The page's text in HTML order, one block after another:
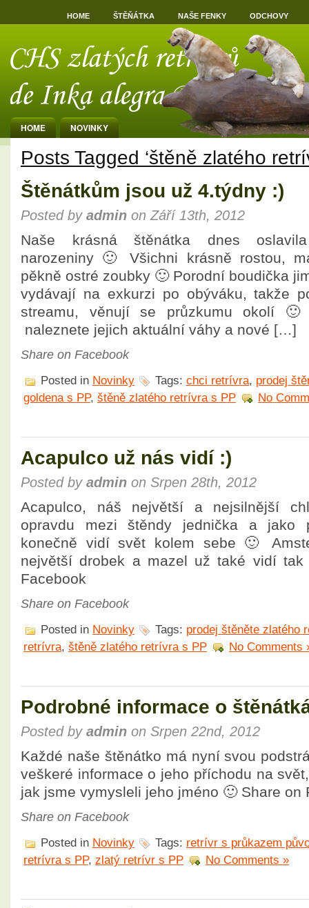
HOME ŠTĚŇÁTKA NAŠE FENKY ODCHOVY
HOME NOVINKY
Posts Tagged ‘štěně zlatého
Štěnátkům jsou už 4.týdny :)
Posted by admin on Září 13th, 2012
Naše krásná štěnátka dnes
narozeniny 🙂 Všichni krásně rostou,
pěkně ostré zoubky 🙂 Porodní boudička
vydávají na exkurzi po obýváku, takže
streamu, věnují se průzkumu okolí
naleznete jejich aktuální váhy a nové […]
Share on Facebook
Posted in Novinky Tags: chci retrívra, prodej
goldena s PP, štěně zlatého retrívra s PP No
Acapulco už nás vidí :)
Posted by admin on Srpen 28th, 2012
Acapulco, náš největší a nejsilnější
opravdu mezi štěndy jednička a jako
konečně vidí svět kolem sebe 🙂
největší drobek a mazel už také vidí
Facebook
Share on Facebook
Posted in Novinky Tags: prodej štěněte zlatého
retrívra, štěně zlatého retrívra s PP No Comments
Podrobné informace o
Posted by admin on Srpen 22nd, 2012
Každé naše štěnátko má nyní svou
veškeré informace o jeho příchodu na
jak jsme vymysleli jeho jméno 🙂 Share on
Share on Facebook
Posted in Novinky Tags: retrívr s průkazem
retrívra s PP, zlatý retrívr s PP No Comments »